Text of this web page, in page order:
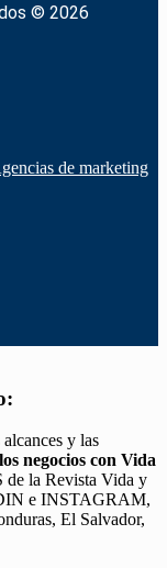
© 2026
de marketing
y las
negocios con Vida
de la Revista Vida y
e INSTAGRAM,
El Salvador,